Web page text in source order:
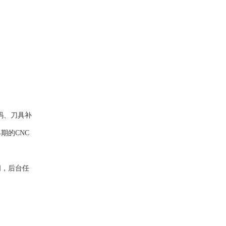
、刀具补
的CNC
后台任